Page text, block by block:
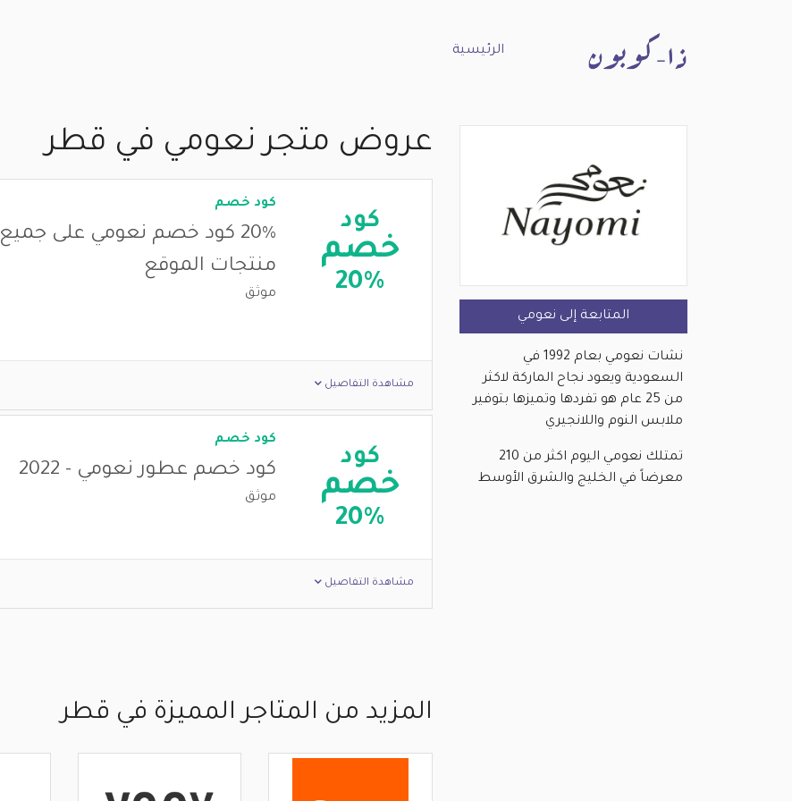
الرئيسية
المتابعة إلى نعومي
نشات نعومي بعام 1992 في
السعودية ويعود نجاح الماركة لاكثر
من 25 عام هو تفردها وتميزها بتوفير
ملابس النوم واللانجيري
تمتلك نعومي اليوم اكثر من 210
معرضاً في الخليج والشرق الأوسط
عروض متجر نعومي في قطر
كود
خصم
20%
كود خصم
20% كود خصم نعومي على جميع
منتجات الموقع
موثق
مشاهدة التفاصيل
كود
خصم
20%
كود خصم
كود خصم عطور نعومي - 2022
موثق
مشاهدة التفاصيل
المزيد من المتاجر المميزة في قطر